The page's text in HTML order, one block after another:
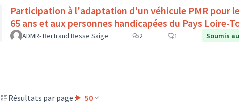
Participation à l'adaptation d'un véhicule PMR pour
65 ans et aux personnes handicapées du Pays Loire-
ADMR- Bertrand Besse Saige 2 1 Soumis
Résultats par page : 50